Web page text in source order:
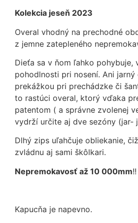
Kolekcia jeseň 2023
Overal vhodný na prechodné
z jemne zatepleného
Dieťa sa v ňom ľahko pohybuje,
pohodlnosti pri nosení. Ani
prekážkou pri prechádzke či
to rastúci overal, ktorý vďaka
patentom ( a správne zvolenej
vydrží určite aj dve sezóny (jar-
Dlhý zips uľahčuje obliekanie,
zvládnu aj sami škôlkari.
Nepremokavosť až 10 000mm!!
Kapucňa je napevno.